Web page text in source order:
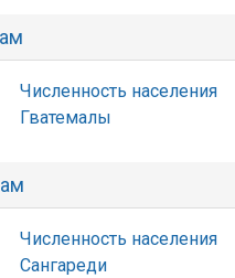
Численность населения
Гватемалы
Численность населения
Сангареди